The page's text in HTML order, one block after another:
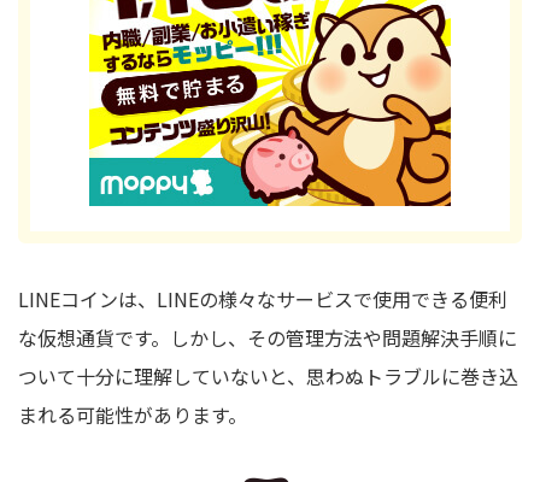
LINEコインは、LINEの様々なサービスで使用できる便利
な仮想通貨です。しかし、その管理方法や問題解決手順に
ついて十分に理解していないと、思わぬトラブルに巻き込
まれる可能性があります。